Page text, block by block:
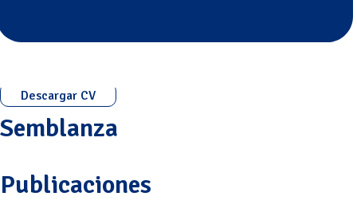
Descargar CV
Semblanza
Publicaciones